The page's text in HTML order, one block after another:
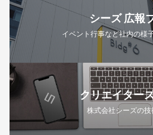
シーズ 広報
イベント行事など社内の様
クリエイター
株式会社シーズの